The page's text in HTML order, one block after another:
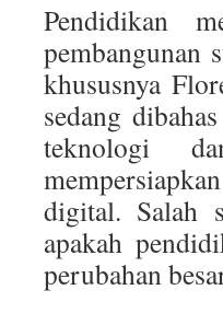
Pendidikan
pembangunan
khususnya
sedang
teknologi
digital. Salah
apakah
perubahan